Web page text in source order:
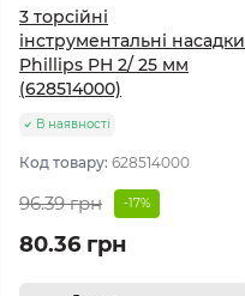
3 торсійні
інструментальні насадки
Phillips PH 2/ 25 мм
(628514000)
В наявності
Код товару: 628514000
96.39 грн -17%
80.36 грн